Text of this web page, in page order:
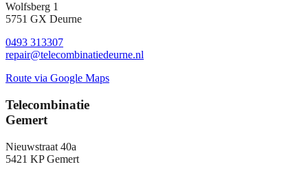
Wolfsberg 1
5751 GX Deurne
0493 313307
repair@telecombinatiedeurne.nl
Route via Google Maps
Telecombinatie
Gemert
Nieuwstraat 40a
5421 KP Gemert